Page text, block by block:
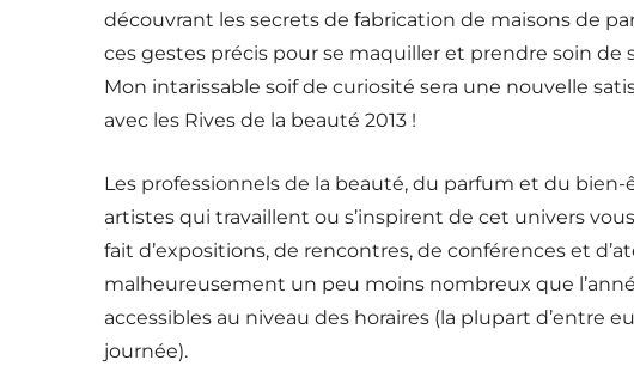
découvrant les secrets de fabrication de maisons de
ces gestes précis pour se maquiller et prendre soin de
Mon intarissable soif de curiosité sera une nouvelle
avec les Rives de la beauté 2013 !
Les professionnels de la beauté, du parfum et du
artistes qui travaillent ou s’inspirent de cet univers
fait d’expositions, de rencontres, de conférences et
malheureusement un peu moins nombreux que
accessibles au niveau des horaires (la plupart d’entre
journée).